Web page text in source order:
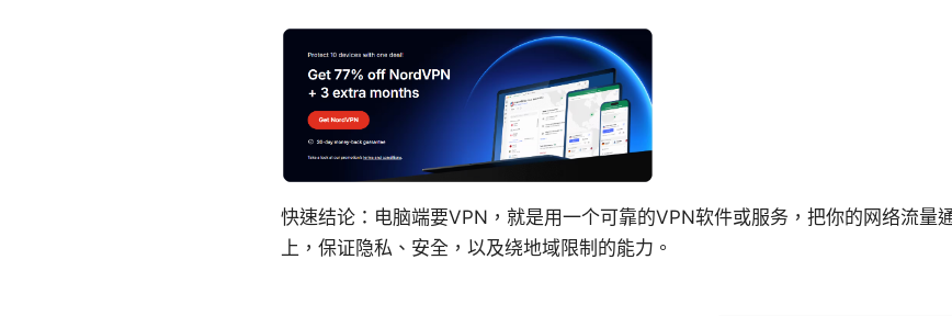
快速结论：电脑端要VPN，就是用一个可靠的VPN软件或服务，把你的网络流量
上，保证隐私、安全，以及绕地域限制的能力。